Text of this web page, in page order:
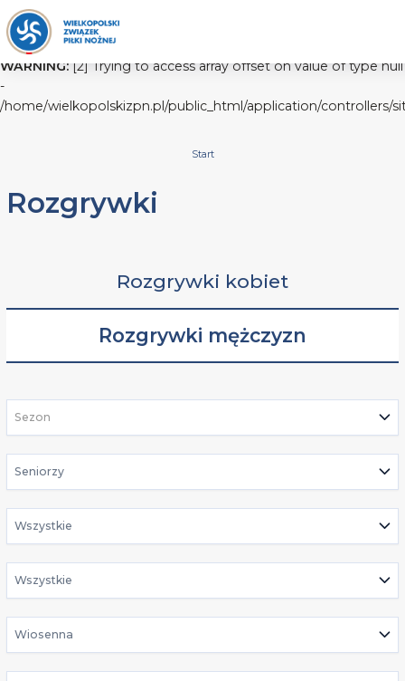
WARNING:[2] Trying to access array offset on value of type null
-
/home/wielkopolskizpn.pl/public_html/application/controllers/
Start
Rozgrywki
Rozgrywki kobiet
Rozgrywki mężczyzn
Sezon
Seniorzy
Wszystkie
Wszystkie
Wiosenna